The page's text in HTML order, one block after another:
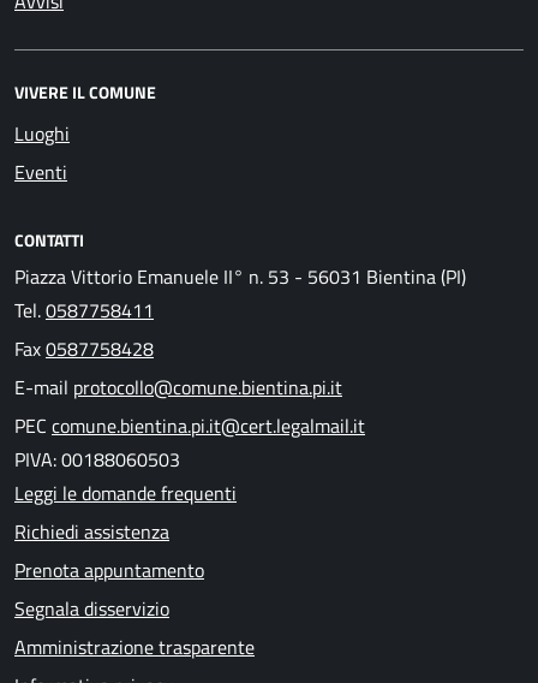
VIVERE IL COMUNE
Luoghi
Eventi
CONTATTI
Piazza Vittorio Emanuele II° n. 53 - 56031 Bientina (PI)
Tel.0587758411
Fax0587758428
E-mail protocollo@comune.bientina.pi.it
PEC comune.bientina.pi.it@cert.legalmail.it
PIVA: 00188060503
Leggi le domande frequenti
Richiedi assistenza
Prenota appuntamento
Segnala disservizio
Amministrazione trasparente